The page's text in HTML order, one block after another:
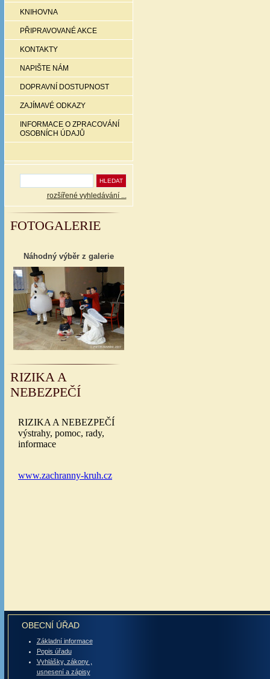
KNIHOVNA
PŘIPRAVOVANÉ AKCE
KONTAKTY
NAPIŠTE NÁM
DOPRAVNÍ DOSTUPNOST
ZAJÍMAVÉ ODKAZY
INFORMACE O ZPRACOVÁNÍ
OSOBNÍCH ÚDAJŮ
rozšířené vyhledávání ...
FOTOGALERIE
Náhodný výběr z galerie
RIZIKA A
NEBEZPEČÍ
OBECNÍ ÚŘAD
Základní informace
Popis úřadu
Vyhlášky, zákony ,
usnesení a zápisy